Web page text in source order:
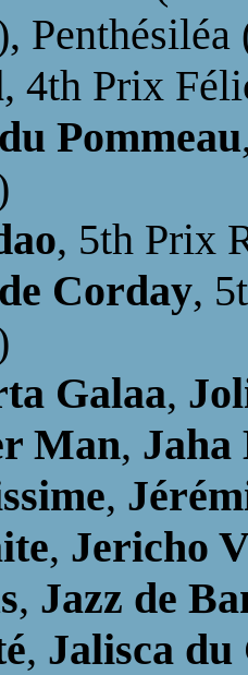
Penthésiléa
, 4th Prix
Pommeau
, 5th Prix
Corday,
Galaa,
Man, Jaha
,
, Jericho
, Jazz de
, Jalisca du